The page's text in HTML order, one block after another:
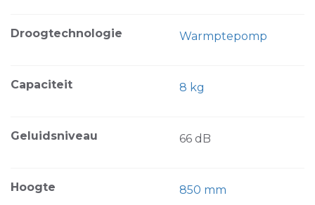
Droogtechnologie Warmptepomp
Capaciteit 8 kg
Geluidsniveau 66 dB
Hoogte 850 mm